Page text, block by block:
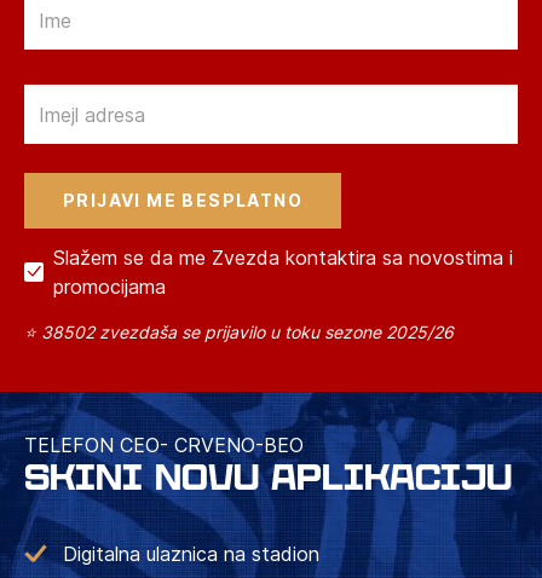
Slažem se da me Zvezda kontaktira sa novostima i
promocijama
⭐ 38502 zvezdaša se prijavilo u toku sezone 2025/26
TELEFON CEO- CRVENO-BEO
SKINI NOVU APLIKACIJU
Digitalna ulaznica na stadion